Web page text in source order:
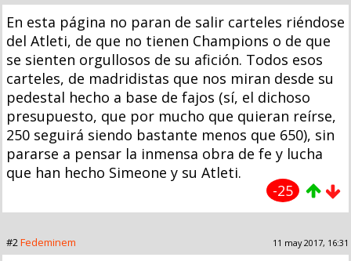
En esta página no paran de salir carteles riéndose
del Atleti, de que no tienen Champions o de que
se sienten orgullosos de su afición. Todos esos
carteles, de madridistas que nos miran desde su
pedestal hecho a base de fajos (sí, el dichoso
presupuesto, que por mucho que quieran reírse,
250 seguirá siendo bastante menos que 650), sin
pararse a pensar la inmensa obra de fe y lucha
que han hecho Simeone y su Atleti.
-25
#2Fedeminem 11 may 2017, 16:31